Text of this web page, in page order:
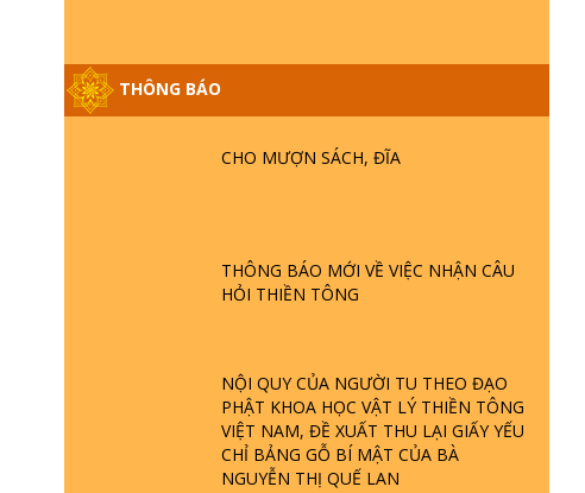
THÔNG BÁO
CHO MƯỢN SÁCH, ĐĨA
THÔNG BÁO MỚI VỀ VIỆC NHẬN CÂU
HỎI THIỀN TÔNG
NỘI QUY CỦA NGƯỜI TU THEO ĐẠO
PHẬT KHOA HỌC VẬT LÝ THIỀN TÔNG
VIỆT NAM, ĐỀ XUẤT THU LẠI GIẤY YẾU
CHỈ BẢNG GỖ BÍ MẬT CỦA BÀ
NGUYỄN THỊ QUẾ LAN
GIẢI ĐÁP ĐẶC BIỆT P25 - SUỐT 49 NĂM
PHẬT KHÔNG NÓI? HỘI LONG HOA LÀ
TTTD
GIẢI ĐÁP THIỀN TÔNG ĐẶC BIỆT P22 -
TẠI SAO TRÁI ĐẤT NHIỀU THIÊN TAI - LŨ
LỤT - HỎA HOẠN | TTTD